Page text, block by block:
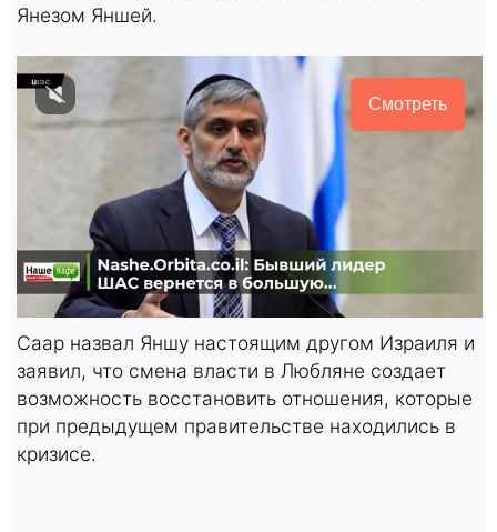
Янезом Яншей.
Смотреть
Саар назвал Яншу настоящим другом Израиля и
заявил, что смена власти в Любляне создает
возможность восстановить отношения, которые
при предыдущем правительстве находились в
кризисе.